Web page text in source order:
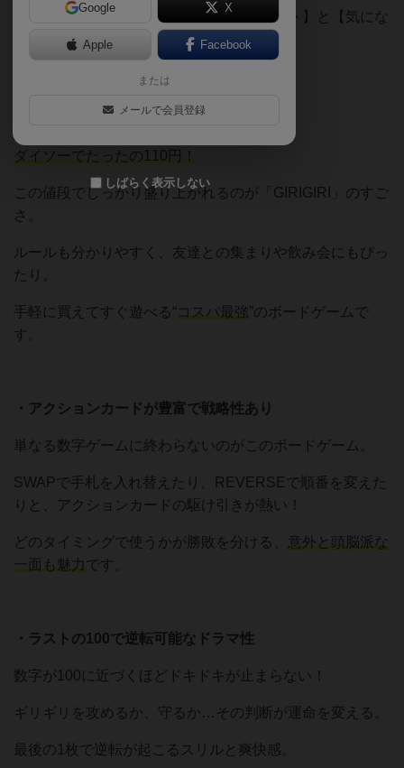
その中から【おすすめ・魅力・良いポイント】と【気にな
った点】をまとめました。
【おすすめ・魅力・良いポイント】
・コスパがすごい
ダイソーでたったの110円！
この値段でしっかり盛り上がれるのが「GIRIGIRI」のすご
さ。
ルールも分かりやすく、友達との集まりや飲み会にもぴっ
たり。
手軽に買えてすぐ遊べる“ コスパ最強”のボードゲームで
す。
・アクションカードが豊富で戦略性あり
単なる数字ゲームに終わらないのがこのボードゲーム。
SWAPで手札を入れ替えたり、REVERSEで順番を変えた
りと、アクションカードの駆け引きが熱い！
どのタイミングで使うかが勝敗を分ける、
意外と頭脳派な
一面も魅力 です。
・ラストの100で逆転可能なドラマ性
数字が100に近づくほどドキドキが止まらない！
ギリギリを攻めるか、守るか…その判断が運命を変える。
最後の1枚で逆転が起こるスリルと爽快感。
Google X
Apple Facebook
または
メールで会員登録
しばらく表示しない